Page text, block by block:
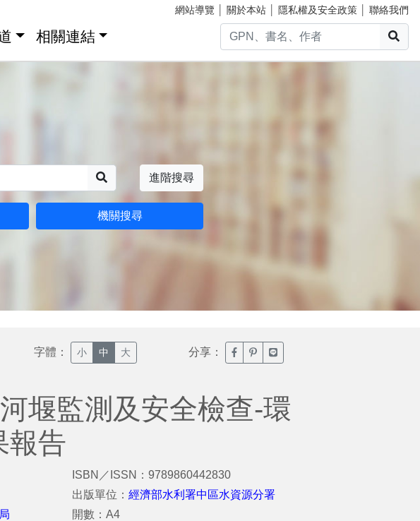
網站導覽 關於本站 隱私權及安全政策 聯絡我們
相關連結
進階搜尋
機關搜尋
字體： 小 中 大 分享： 臉書分享(另開新視窗)
噗浪分享(另開新視窗)
Line分享(另開新視窗)
堰監測及安全檢查-環
報告
ISBN／ISSN：9789860442830
出版單位：經濟部水利署中區水資源分署
開數：A4